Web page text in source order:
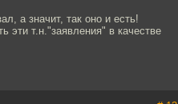
а значит, так оно и есть!
эти т.н."заявления" в качестве